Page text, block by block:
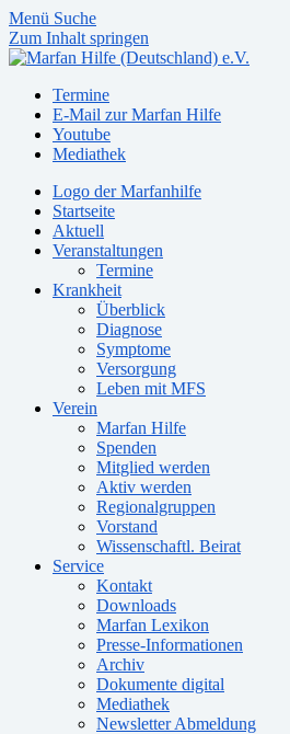
Menü Suche
Zum Inhalt springen
Termine
E-Mail zur Marfan Hilfe
Youtube
Mediathek
Logo der Marfanhilfe
Startseite
Aktuell
Veranstaltungen
Termine
Krankheit
Überblick
Diagnose
Symptome
Versorgung
Leben mit MFS
Verein
Marfan Hilfe
Spenden
Mitglied werden
Aktiv werden
Regionalgruppen
Vorstand
Wissenschaftl. Beirat
Service
Kontakt
Downloads
Marfan Lexikon
Presse-Informationen
Archiv
Dokumente digital
Mediathek
Newsletter Abmeldung